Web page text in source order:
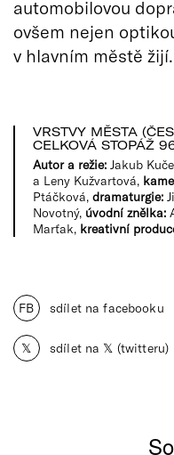
automobilovou
ovšem nejen
v hlavním městě žijí.
VRSTVY MĚSTA
CELKOVÁ STOPÁŽ
Autor a režie: Jakub
a Leny Kužvartová,
Ptáčková, dramaturgie:
Novotný, úvodní znělka:
Marťak, kreativní
FB sdílet na facebooku
𝕏 sdílet na 𝕏 (twitteru)